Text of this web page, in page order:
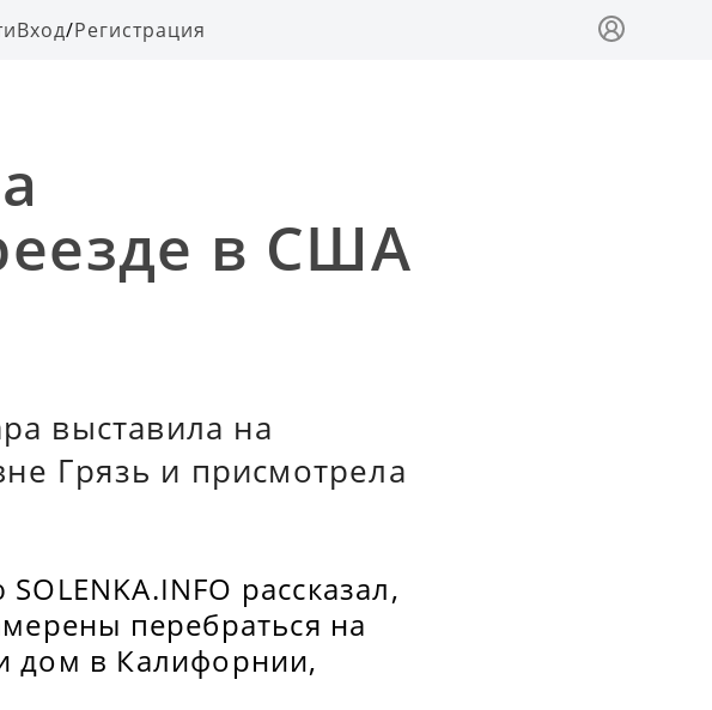
Вход/Регистрация
в США
выставила на
Грязь и присмотрела
рассказал,
перебраться на
дом в Калифорнии,